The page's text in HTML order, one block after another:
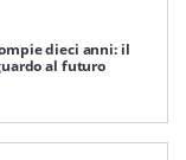
dieci anni: il
al futuro